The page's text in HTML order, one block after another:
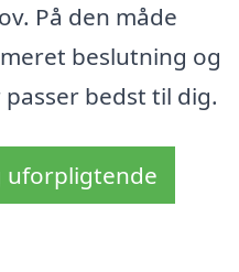
På den måde
beslutning og
bedst til dig.
uforpligtende